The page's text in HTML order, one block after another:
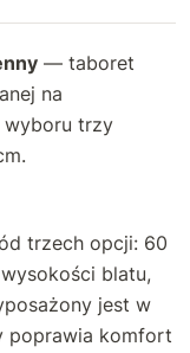
— taboret
na
wyboru trzy
trzech opcji: 60
blatu,
jest w
poprawia komfort